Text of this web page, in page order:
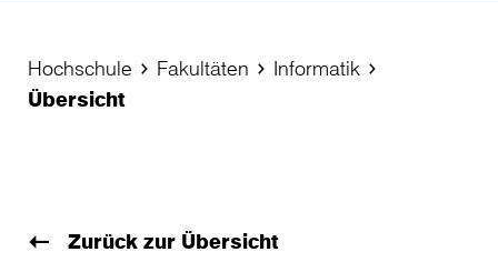
Hochschule Fakultäten
Informatik
Übersicht
Zurück zur Übersicht